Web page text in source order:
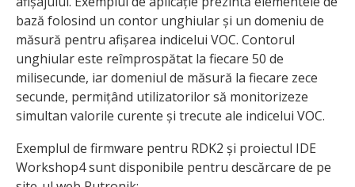
bază folosind un contor unghiular și un domeniu de
măsură pentru afișarea indicelui VOC. Contorul
unghiular este reîmprospătat la fiecare 50 de
milisecunde, iar domeniul de măsură la fiecare zece
secunde, permițând utilizatorilor să monitorizeze
simultan valorile curente și trecute ale indicelui VOC.
Exemplul de firmware pentru RDK2 și proiectul IDE
Workshop4 sunt disponibile pentru descărcare de pe